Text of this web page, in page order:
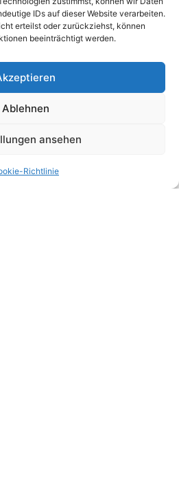
IDs auf dieser Website verarbeiten.
erteilst oder zurückziehst, können
beeinträchtigt werden.
Ablehnen
ansehen
Richtlinie